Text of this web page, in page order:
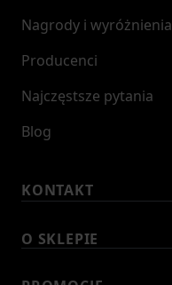
Nagrody i wyróżnienia
Producenci
Najczęstsze pytania
Blog
KONTAKT
O SKLEPIE